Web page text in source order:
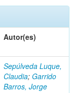
Autor(es)
Sepúlveda Luque,
Claudia; Garrido
Barros, Jorge